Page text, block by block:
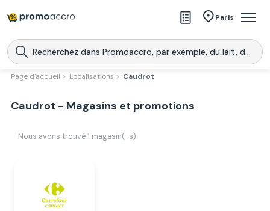
Paris
Magasins
Produits
Promoaccro
l'application
Page d'accueil > Localisations > Caudrot
Caudrot - Magasins et promotions
Nous avons trouvé 1 magasin(-s)